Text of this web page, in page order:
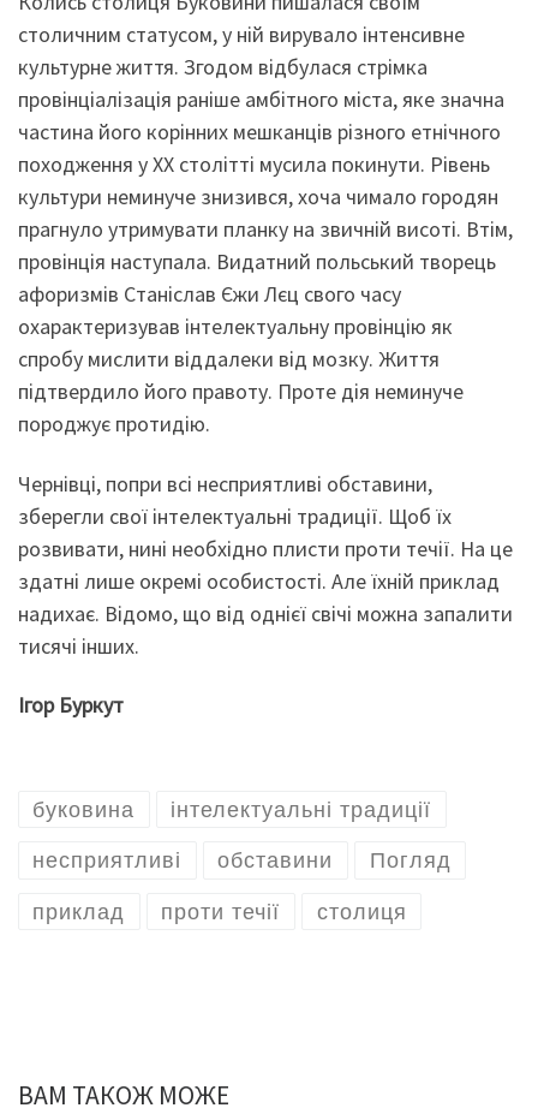
столичним статусом, у ній вирувало інтенсивне
культурне життя. Згодом відбулася стрімка
провінціалізація раніше амбітного міста, яке значна
частина його корінних мешканців різного етнічного
походження у ХХ столітті мусила покинути. Рівень
культури неминуче знизився, хоча чимало городян
прагнуло утримувати планку на звичній висоті. Втім,
провінція наступала. Видатний польський творець
афоризмів Станіслав Єжи Лєц свого часу
охарактеризував інтелектуальну провінцію як
спробу мислити віддалеки від мозку. Життя
підтвердило його правоту. Проте дія неминуче
породжує протидію.
Чернівці, попри всі несприятливі обставини,
зберегли свої інтелектуальні традиції. Щоб їх
розвивати, нині необхідно плисти проти течії. На це
здатні лише окремі особистості. Але їхній приклад
надихає. Відомо, що від однієї свічі можна запалити
тисячі інших.
Ігор Буркут
буковина інтелектуальні традиції
несприятливі обставини Погляд
приклад проти течії столиця
ВАМ ТАКОЖ МОЖЕ